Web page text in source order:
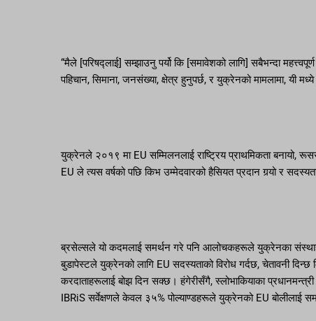
“मैले [परिषद्लाई] सम्झाउनु पर्यो कि [समावेशको लागि] सबैभन्दा
पहिचान, सिमाना, जनसंख्या, क्षेत्र हुनुपर्छ, र युक्रेनको मामलामा, यी
युक्रेनले २०१९ मा EU सम्मिलनलाई राष्ट्रिय प्राथमिकता बनायो,
EU ले त्यस वर्षको पछि किभ उम्मेदवारको हैसियत प्रदान गर्‍यो र
ब्रसेल्सले यो कदमलाई समर्थन गरे पनि आलोचकहरूले युक्रेनका
बुडापेस्टले युक्रेनको लागि EU सदस्यताको विरोध गर्दछ, चेतावनी
करदाताहरूलाई बोझ दिन सक्छ। हंगेरीसँगै, स्लोभाकियाका
IBRiS सर्वेक्षणले केवल ३५% पोल्याण्डहरूले युक्रेनको EU बोलीलाई